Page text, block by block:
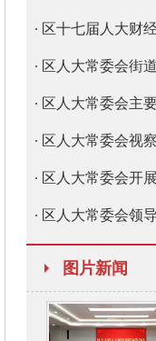
区十七届人大财
区人大常委会街
区人大常委会主
区人大常委会视
区人大常委会开
区人大常委会领
图片新闻